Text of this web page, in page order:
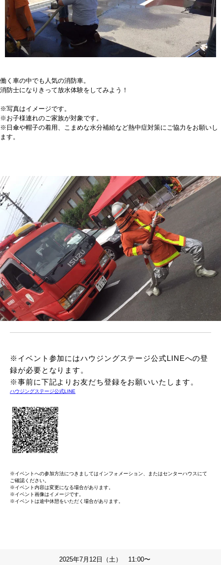
働く車の中でも人気の消防車。
消防士になりきって放水体験をしてみよう！
※写真はイメージです。
※お子様連れのご家族が対象です。
※日傘や帽子の着用、こまめな水分補給など熱中症対策にご協力をお願いし
ます。
※イベント参加にはハウジングステージ公式LINEへの登
録が必要となります。
※事前に下記よりお友だち登録をお願いいたします。
ハウジングステージ公式LINE
※イベントへの参加方法につきましてはインフォメーション、またはセンターハウスにて
ご確認ください。
※イベント内容は変更になる場合があります。
※イベント画像はイメージです。
※イベントは途中休憩をいただく場合があります。
2025年7月12日（土） 11:00〜